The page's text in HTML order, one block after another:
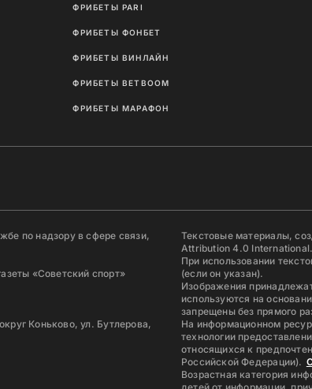
ФРИБЕТЫ PARI
ФРИБЕТЫ ФОНБЕТ
ФРИБЕТЫ ВИНЛАЙН
ФРИБЕТЫ BETBOOM
ФРИБЕТЫ МАРАФОН
по надзору в сфере связи,
«Советский спорт»
Коньково, ул. Бутлерова,
Текстовые материалы,
Attribution 4.0 International.
При использовании
(если он указан).
Изображения
используются на
запрещены без прямого
На информационном
технологии
относящихся к
Российской Федерации).
Возрастная категория